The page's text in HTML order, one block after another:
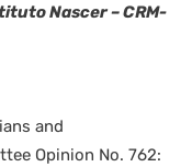
Nascer – CRM-
and
Opinion No. 762: